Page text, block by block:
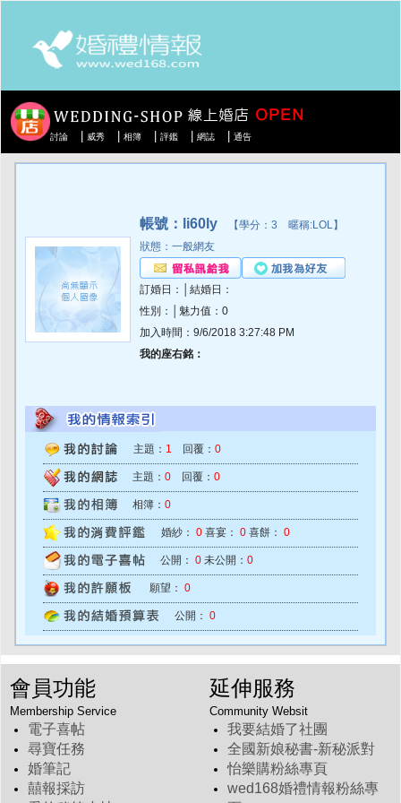
討論 威秀 相簿 評鑑 網誌 通告
帳號：li60ly 【學分：3 暱稱:LOL】
狀態：一般網友
訂婚日：│結婚日：
性別：│魅力值：0
加入時間：9/6/2018 3:27:48 PM
我的座右銘：
主題： 1 回覆： 0
主題： 0 回覆： 0
相簿： 0
婚紗： 0 喜宴： 0 喜餅： 0
公開： 0 未公開： 0
願望： 0
公開： 0
會員功能
Membership Service
電子喜帖
尋寶任務
婚筆記
囍報採訪
延伸服務
Community Websit
我要結婚了社團
全國新娘秘書-新秘派對
怡樂購粉絲專頁
wed168婚禮情報粉絲專